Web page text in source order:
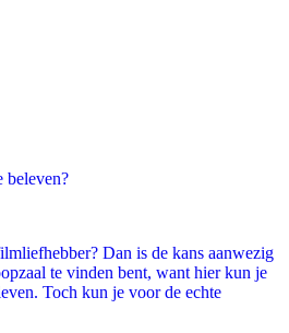
beleven?
Dan is de kans aanwezig
te vinden bent, want hier kun je
Toch kun je voor de echte